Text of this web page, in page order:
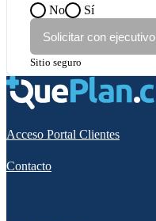
No
Sí
Solicitar con ejecutivo
Sitio seguro
Acceso Portal Clientes
Contacto